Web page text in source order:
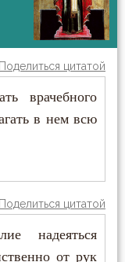
Поделиться цитатой
врачебного
в нем всю
Поделиться цитатой
надеяться
от рук